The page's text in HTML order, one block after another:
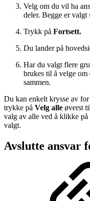
Velg om du vil ha
deler. Begge er valgt
Trykk på Fortsett.
Du lander på
Har du valgt flere
brukes til å velge
sammen.
Du kan enkelt krysse av
trykke på Velg alle øverst
valg av alle ved å klikke på
valgt.
Avslutte ansvar